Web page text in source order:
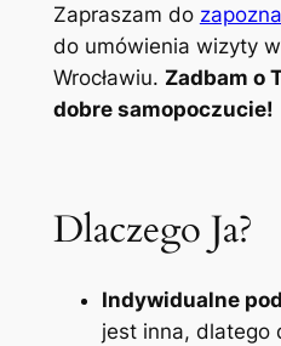
Zapraszam do
do umówienia wizyty
Wrocławiu. Zadbam o
dobre samopoczucie!
Dlaczego Ja?
Indywidualne
jest inna, dlatego